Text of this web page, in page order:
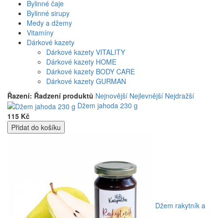
Bylinné čaje
Bylinné sirupy
Medy a džemy
Vitamíny
Dárkové kazety
Dárkové kazety VITALITY
Dárkové kazety HOME
Dárkové kazety BODY CARE
Dárkové kazety GURMAN
Řazení: Řadzení produktů Nejnovější Nejlevnější Nejdražší
Džem jahoda 230 g
115 Kč
Džem rakytník a